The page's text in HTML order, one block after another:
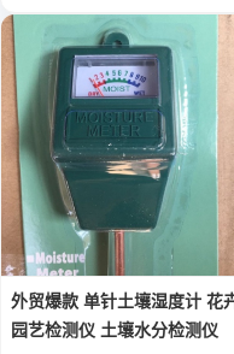
外贸爆款 单针土壤湿度计 花
园艺检测仪 土壤水分检测仪